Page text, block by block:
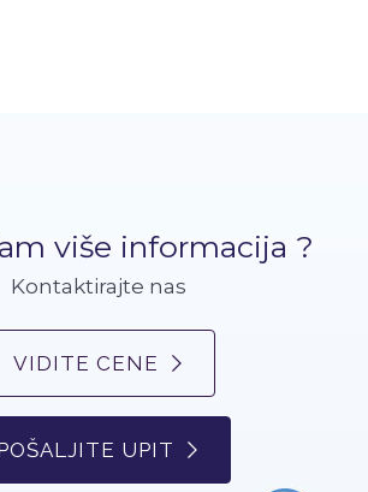
više informacija ?
Kontaktirajte nas
VIDITE CENE
UPIT